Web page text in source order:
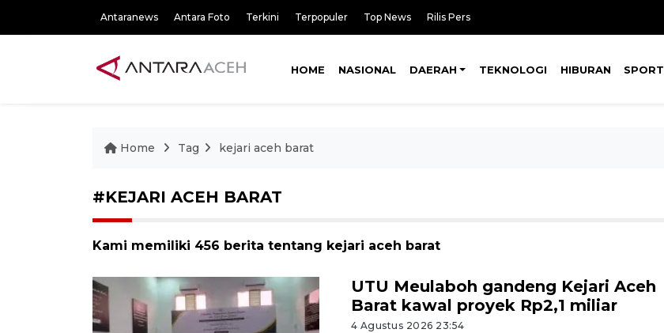
Antaranews Antara Foto Terkini Terpopuler Top News Rilis Pers
HOME NASIONAL DAERAH TEKNOLOGI HIBURAN SPORT
Home Tag kejari aceh barat
#KEJARI ACEH BARAT
Kami memiliki 456 berita tentang kejari aceh barat
UTU Meulaboh gandeng Kejari Aceh
Barat kawal proyek Rp2,1 miliar
4 Agustus 2026 23:54